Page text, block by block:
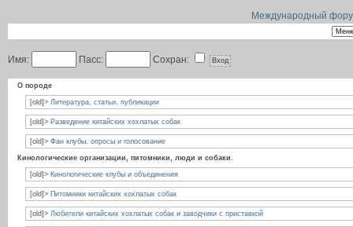
Международный
Имя: Пасс: Сохран:
О породе
[old]> Литература, статьи, публикации
[old]> Разведение китайских хохлатых собак
[old]> Фан клубы, опросы и голосование
Кинологические организации, питомники, люди и собаки.
[old]> Кинологические клубы и объединения
[old]> Питомники китайских хохлатых собак
[old]> Любители китайских хохлатых собак и заводчики с приставкой